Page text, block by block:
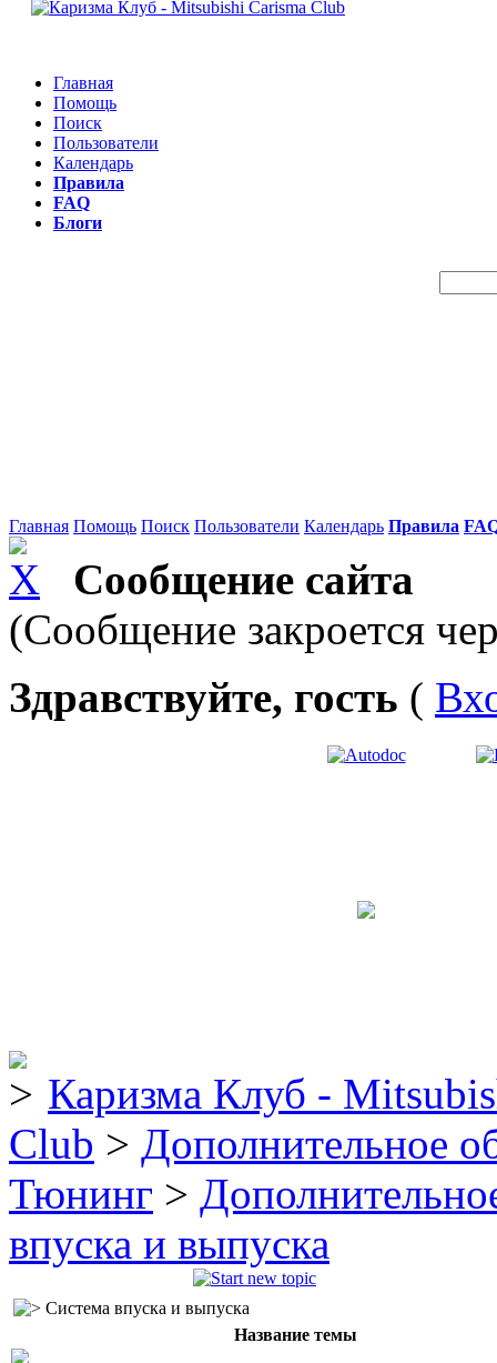
Главная
Помощь
Поиск
Пользователи
Календарь
Правила
FAQ
Блоги
Главная Помощь Поиск Пользователи Календарь Правила
Сообщение сайта
(Сообщение закроется
Здравствуйте, гость (
Каризма Клуб -
Club > Дополнительное
Тюнинг >
впуска и выпуска
Система впуска и выпуска
Название темы